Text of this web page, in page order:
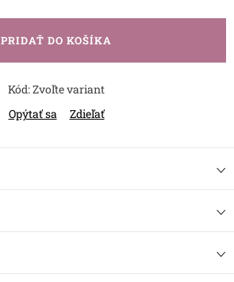
PRIDAŤ DO KOŠÍKA
Kód:Zvoľte variant
Opýtať sa
Zdieľať